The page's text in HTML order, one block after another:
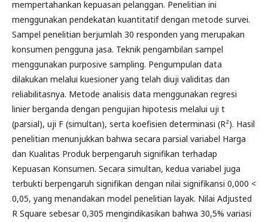
mempertahankan kepuasan pelanggan. Penelitian ini
menggunakan pendekatan kuantitatif dengan metode survei.
Sampel penelitian berjumlah 30 responden yang merupakan
konsumen pengguna jasa. Teknik pengambilan sampel
menggunakan purposive sampling. Pengumpulan data
dilakukan melalui kuesioner yang telah diuji validitas dan
reliabilitasnya. Metode analisis data menggunakan regresi
linier berganda dengan pengujian hipotesis melalui uji t
(parsial), uji F (simultan), serta koefisien determinasi (R²). Hasil
penelitian menunjukkan bahwa secara parsial variabel Harga
dan Kualitas Produk berpengaruh signifikan terhadap
Kepuasan Konsumen. Secara simultan, kedua variabel juga
terbukti berpengaruh signifikan dengan nilai signifikansi 0,000 <
0,05, yang menandakan model penelitian layak. Nilai Adjusted
R Square sebesar 0,305 mengindikasikan bahwa 30,5% variasi